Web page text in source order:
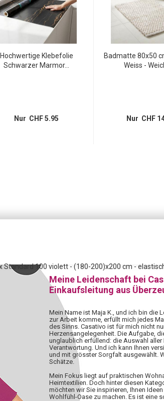
Hochwertige Klebefolie
Schwarzer Marmor...
Nur CHF 5.95
Badmatte 80x50
Weiss -
Nur CHF
100 violett - (180-200)x200 cm -
Meine Leidenschaft bei
Einkaufsleitung aus
Mein Name ist Maja K., und ich bin die
zur Arbeit komme, erfüllt mich jedes
des Sinns. Casativo ist für mich nicht
Herzensangelegenheit. Die Aufgabe,
unglaublich erfüllend: die Auswahl
Verantwortung. Und ich kann Ihnen
und mit grösster Sorgfalt ausgewählt.
Schätze.
Mein Fokus liegt auf praktischen
Heimtextilien. Doch hinter diesen
möchten wir Sie inspirieren, Ihnen
Wohlfühl-Oase zu machen. Es ist eine